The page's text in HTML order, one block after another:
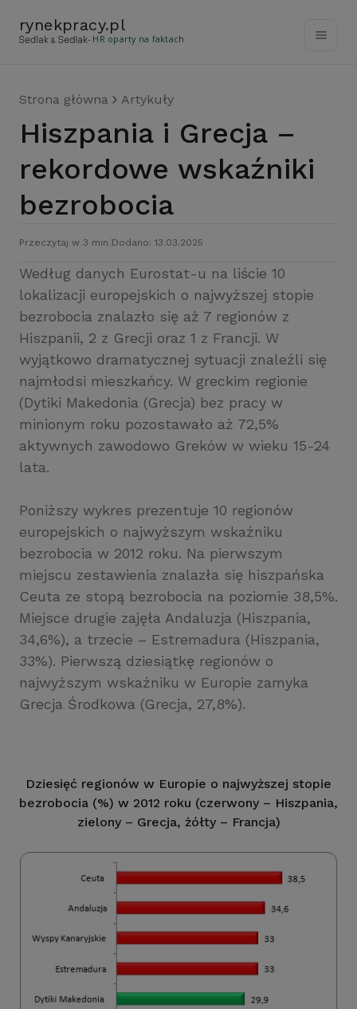
rynekpracy.pl
- HR oparty na faktach
Strona główna Artykuły
Hiszpania i Grecja –
rekordowe wskaźniki
bezrobocia
Przeczytaj w 3 min. Dodano: 13.03.2025
Według danych Eurostat-u na liście 10
lokalizacji europejskich o najwyższej stopie
bezrobocia znalazło się aż 7 regionów z
Hiszpanii, 2 z Grecji oraz 1 z Francji. W
wyjątkowo dramatycznej sytuacji znaleźli się
najmłodsi mieszkańcy. W greckim regionie
(Dytiki Makedonia (Grecja) bez pracy w
minionym roku pozostawało aż 72,5%
aktywnych zawodowo Greków w wieku 15-24
lata.
Poniższy wykres prezentuje 10 regionów
europejskich o najwyższym wskaźniku
bezrobocia w 2012 roku. Na pierwszym
miejscu zestawienia znalazła się hiszpańska
Ceuta ze stopą bezrobocia na poziomie 38,5%.
Miejsce drugie zajęła Andaluzja (Hiszpania,
34,6%), a trzecie – Estremadura (Hiszpania,
33%). Pierwszą dziesiątkę regionów o
najwyższym wskaźniku w Europie zamyka
Grecja Środkowa (Grecja, 27,8%).
Dziesięć regionów w Europie o najwyższej stopie
bezrobocia (%) w 2012 roku (czerwony – Hiszpania,
zielony – Grecja, żółty – Francja)